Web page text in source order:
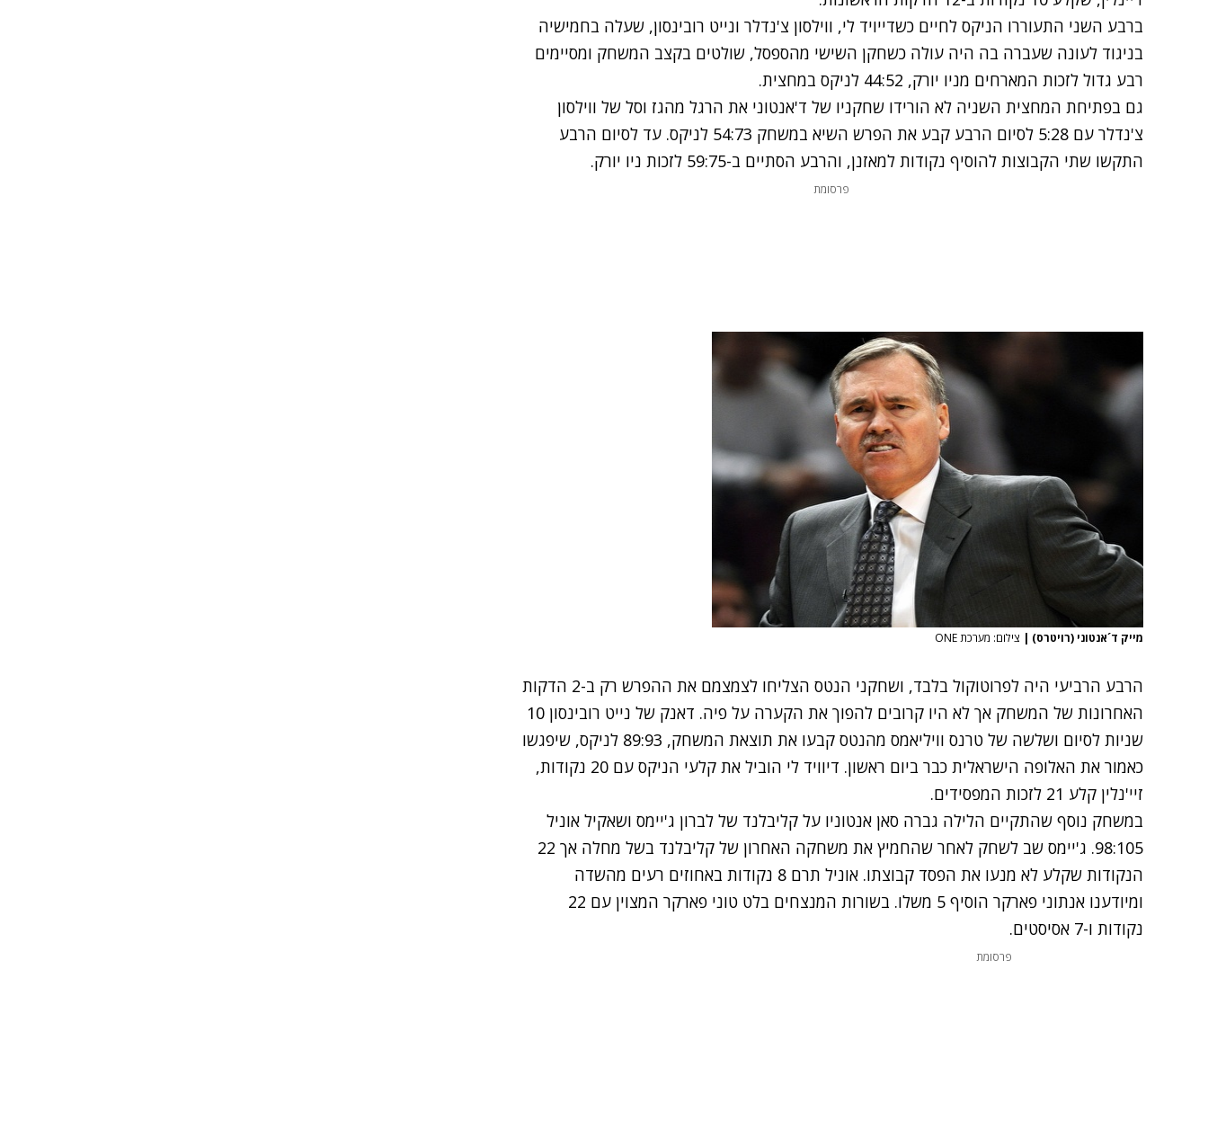
ברבע השני התעוררו הניקס לחיים כשדייויד לי, ווילסון צ'נדלר ונייט רובינסון, שעלה בחמישיה
בניגוד לעונה שעברה בה היה עולה כשחקן השישי מהספסל, שולטים בקצב המשחק ומסיימים
רבע גדול לזכות המארחים מניו יורק, 44:52 לניקס במחצית.
גם בפתיחת המחצית השניה לא הורידו שחקניו של ד'אנטוני את הרגל מהגז וסל של ווילסון
צ'נדלר עם 5:28 לסיום הרבע קבע את הפרש השיא במשחק 54:73 לניקס. עד לסיום הרבע
התקשו שתי הקבוצות להוסיף נקודות למאזנן, והרבע הסתיים ב-59:75 לזכות ניו יורק.
פרסומת
מייק ד´אנטוני (רויטרס) | צילום: מערכת ONE
הרבע הרביעי היה לפרוטוקול בלבד, ושחקני הנטס הצליחו לצמצמם את ההפרש רק ב-2 הדקות
האחרונות של המשחק אך לא היו קרובים להפוך את הקערה על פיה. דאנק של נייט רובינסון 10
שניות לסיום ושלשה של טרנס וויליאמס מהנטס קבעו את תוצאת המשחק, 89:93 לניקס, שיפגשו
כאמור את האלופה הישראלית כבר ביום ראשון. דיוויד לי הוביל את קלעי הניקס עם 20 נקודות,
זיי'נלין קלע 21 לזכות המפסידים.
במשחק נוסף שהתקיים הלילה גברה סאן אנטוניו על קליבלנד של לברון ג'יימס ושאקיל אוניל
98:105. ג'יימס שב לשחק לאחר שהחמיץ את משחקה האחרון של קליבלנד בשל מחלה אך 22
הנקודות שקלע לא מנעו את הפסד קבוצתו. אוניל תרם 8 נקודות באחוזים רעים מהשדה
ומיודענו אנתוני פארקר הוסיף 5 משלו. בשורות המנצחים בלט טוני פארקר המצוין עם 22
נקודות ו-7 אסיסטים.
פרסומת